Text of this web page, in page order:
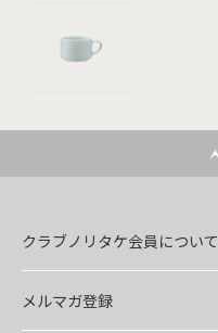
クラブノリタケ会員について
メルマガ登録